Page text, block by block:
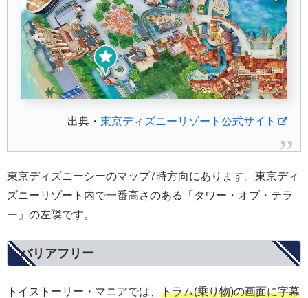
出典・ 東京ディズニーリゾート公式サイト
東京ディズニーシーのマップ7時方向にあります。東京ディ
ズニーリゾート内で一番高さのある「タワー・オブ・テラ
ー」の左隣です。
バリアフリー
トイストーリー・マニアでは、 トラム(乗り物)の画面に字幕